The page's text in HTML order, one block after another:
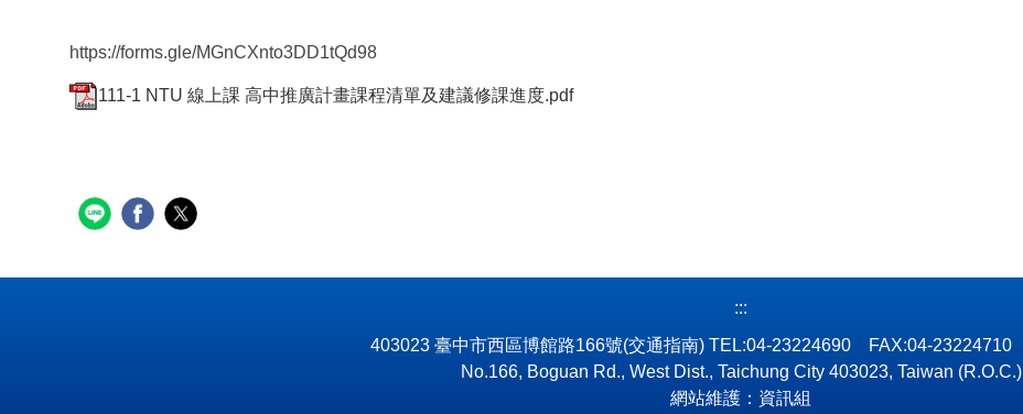
https://forms.gle/MGnCXnto3DD1tQd98
111-1 NTU 線上課 高中推廣計畫課程清單及建議修課進度.pdf
:::
403023 臺中市西區博館路166號(交通指南) TEL:04-23224690 FAX:04-23224710
No.166, Boguan Rd., West Dist., Taichung City 403023, Taiwan (R.O.C.)
網站維護：資訊組